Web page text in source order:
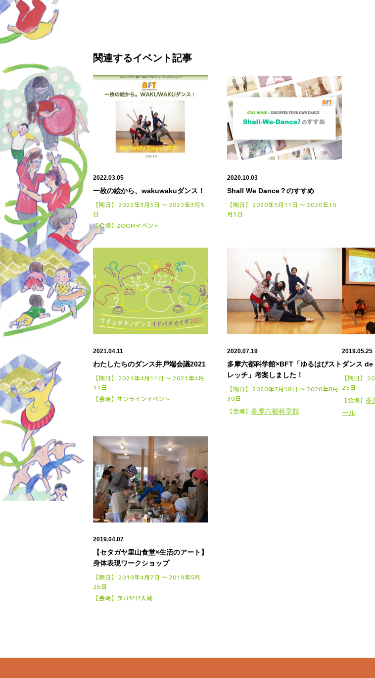
関連するイベント記事
2022.03.05
一枚の絵から、wakuwakuダンス！
【期日】 2022年3月5日 〜 2022年3月5
日
【会場】ZOOMイベント
2020.10.03
Shall We Dance？のすすめ
【期日】 2020年5月11日 〜 2020年10
月3日
2021.04.11
わたしたちのダンス井戸端会議2021
【期日】 2021年4月11日 〜 2021年4月
11日
【会場】オンラインイベント
2020.07.19
多摩六都科学館×BFT「ゆるはぴスト
レッチ」考案しました！
【期日】 2020年7月18日 〜 2020年8月
30日
【会場】 多摩六都科学館
2019.05.25
ダンス de
【期日】
25日
【会場】 多
ール
2019.04.07
【セタガヤ里山食堂×生活のアート】
身体表現ワークショップ
【期日】 2019年4月7日 〜 2019年5月
26日
【会場】タガヤセ大蔵